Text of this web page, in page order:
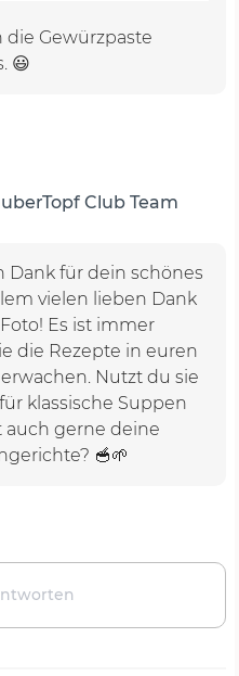
die Gewürzpaste
😃
Club Team
Dank für dein schönes
vielen lieben Dank
Es ist immer
die Rezepte in euren
Nutzt du sie
klassische Suppen
gerne deine
🥣🌱